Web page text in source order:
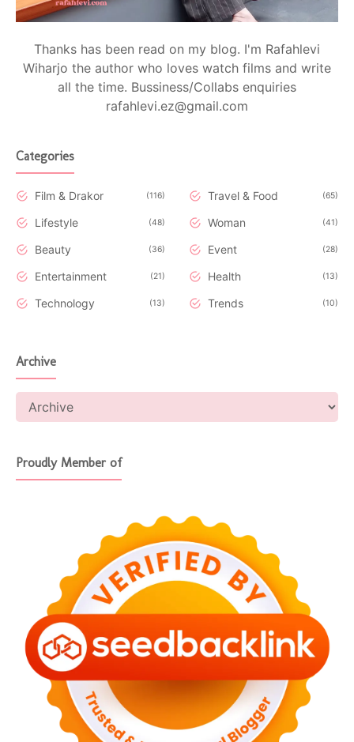
Thanks has been read on my blog. I'm Rafahlevi
Wiharjo the author who loves watch films and write
all the time. Bussiness/Collabs enquiries
rafahlevi.ez@gmail.com
Categories
Film & Drakor 116 Travel & Food 65
Lifestyle 48 Woman 41
Beauty 36 Event 28
Entertainment 21 Health 13
Technology 13 Trends 10
Archive
Proudly Member of